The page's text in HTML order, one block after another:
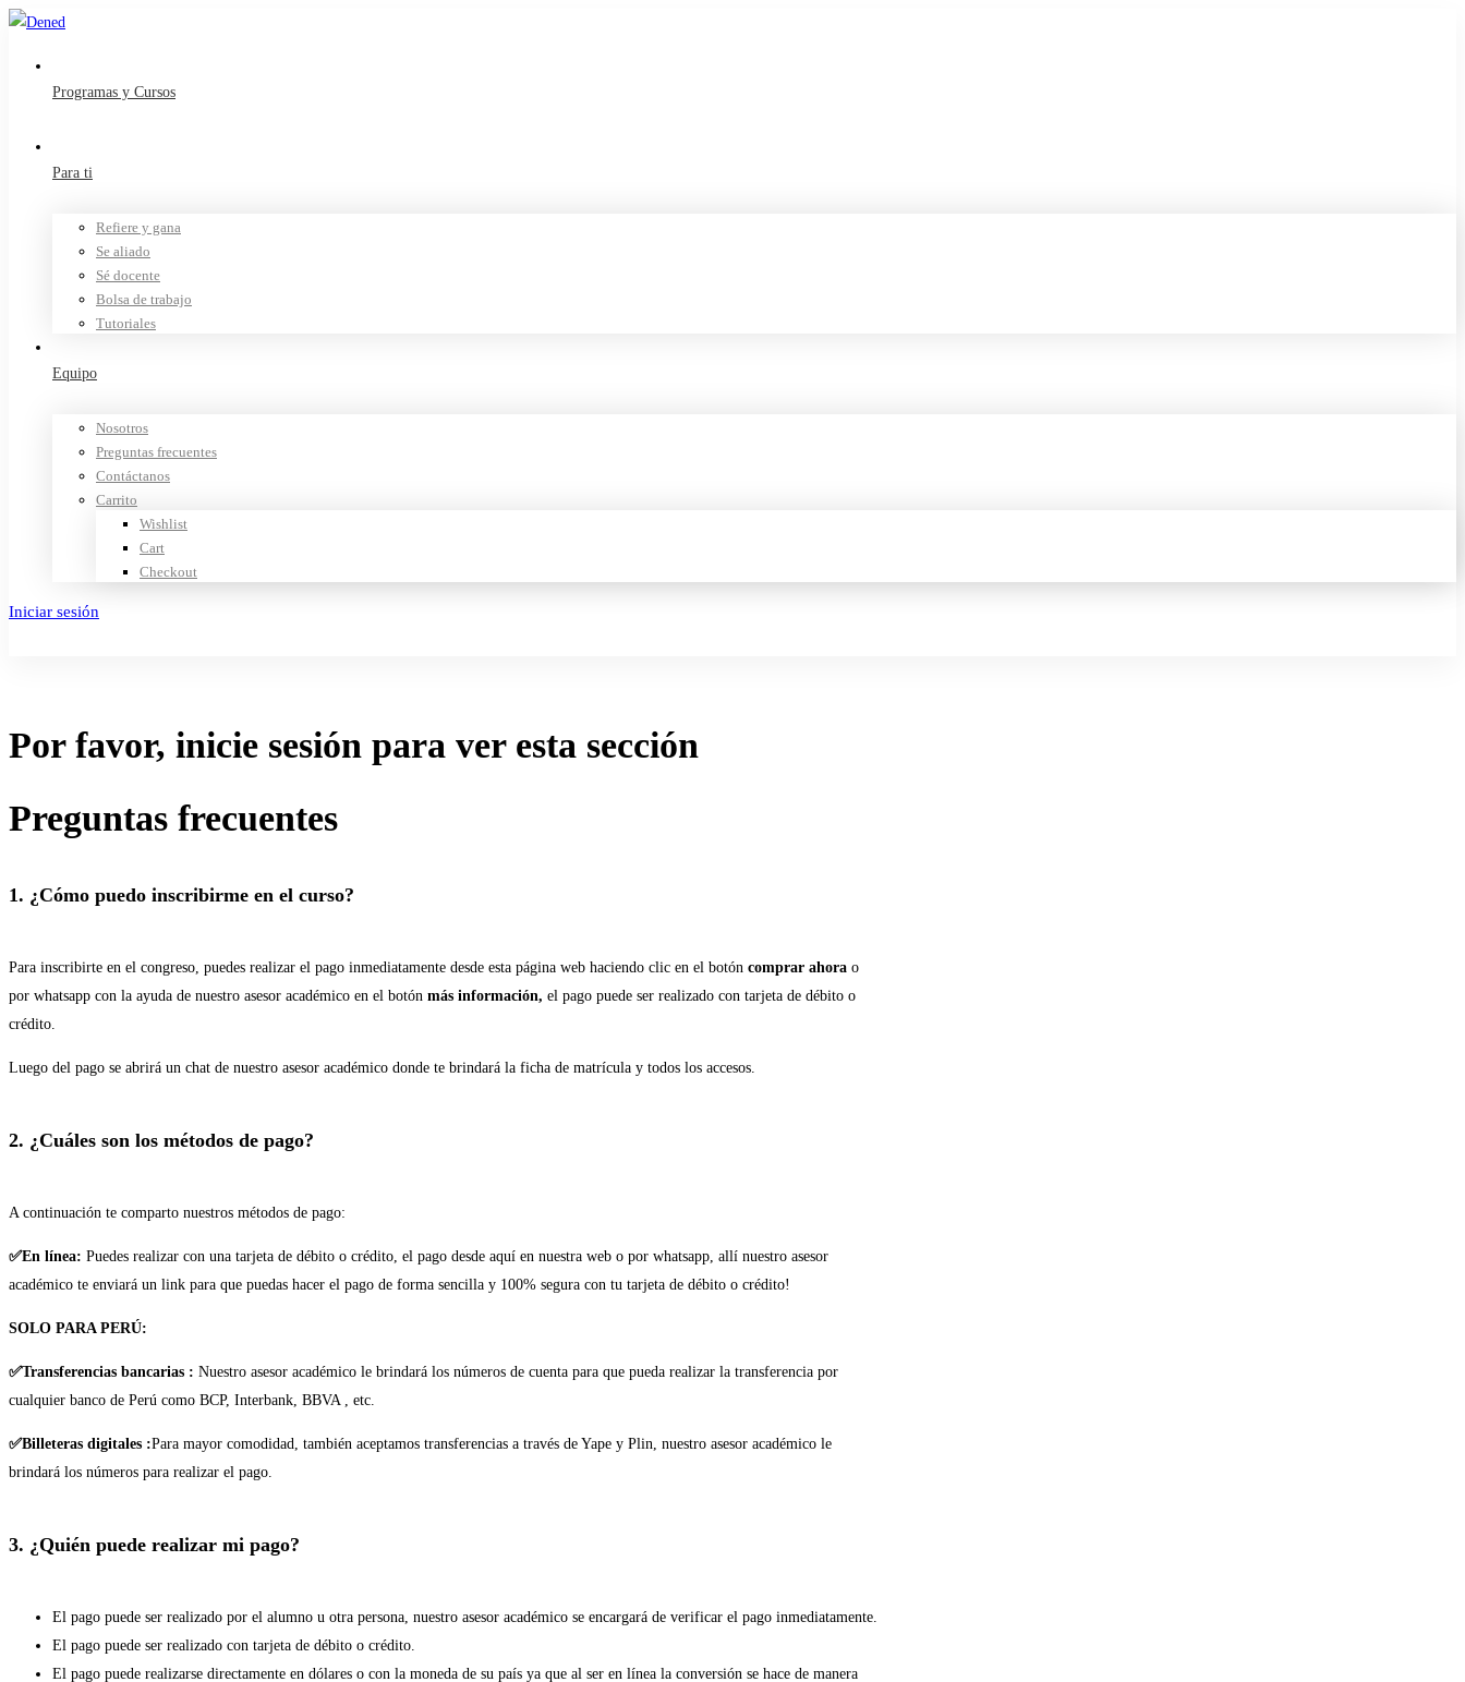
Programas y Cursos
Para ti
Refiere y gana
Se aliado
Sé docente
Bolsa de trabajo
Tutoriales
Equipo
Nosotros
Preguntas frecuentes
Contáctanos
Carrito
Wishlist
Cart
Checkout
Iniciar sesión
Por favor, inicie sesión para ver esta sección
Preguntas frecuentes
1. ¿Cómo puedo inscribirme en el curso?
Para inscribirte en el congreso, puedes realizar el pago inmediatamente desde esta página web haciendo clic en el botón comprar ahora o
por whatsapp con la ayuda de nuestro asesor académico en el botón más información, el pago puede ser realizado con tarjeta de débito o
crédito.
Luego del pago se abrirá un chat de nuestro asesor académico donde te brindará la ficha de matrícula y todos los accesos.
2. ¿Cuáles son los métodos de pago?
A continuación te comparto nuestros métodos de pago:
✅En línea: Puedes realizar con una tarjeta de débito o crédito, el pago desde aquí en nuestra web o por whatsapp, allí nuestro asesor
académico te enviará un link para que puedas hacer el pago de forma sencilla y 100% segura con tu tarjeta de débito o crédito!
SOLO PARA PERÚ:
✅Transferencias bancarias : Nuestro asesor académico le brindará los números de cuenta para que pueda realizar la transferencia por
cualquier banco de Perú como BCP, Interbank, BBVA , etc.
✅Billeteras digitales :Para mayor comodidad, también aceptamos transferencias a través de Yape y Plin, nuestro asesor académico le
brindará los números para realizar el pago.
3. ¿Quién puede realizar mi pago?
El pago puede ser realizado por el alumno u otra persona, nuestro asesor académico se encargará de verificar el pago inmediatamente.
El pago puede ser realizado con tarjeta de débito o crédito.
El pago puede realizarse directamente en dólares o con la moneda de su país ya que al ser en línea la conversión se hace de manera